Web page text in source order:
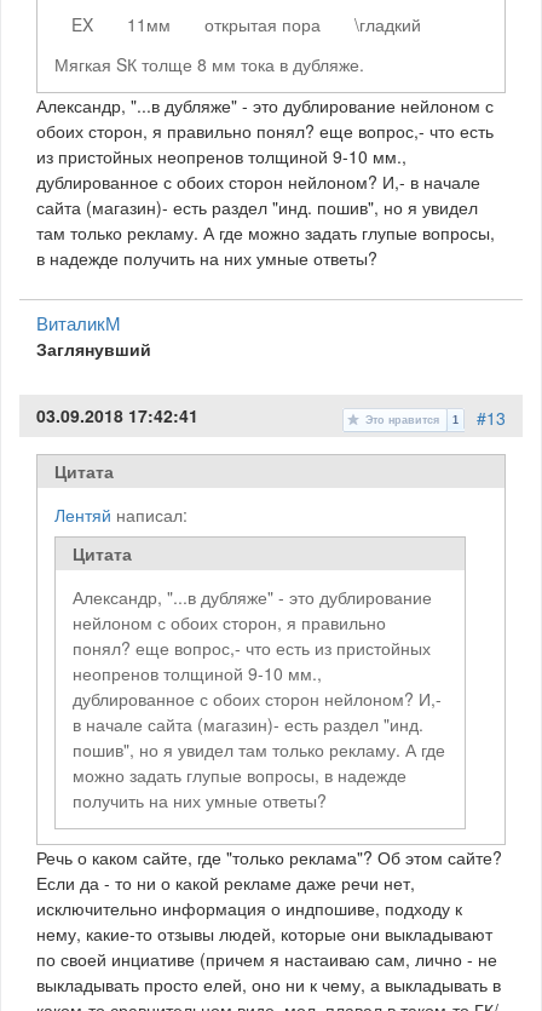
EX 11мм открытая пора
\гладкий
Мягкая SК толще 8 мм тока в дубляже.
Александр, "...в дубляже" - это дублирование нейлоном с
обоих сторон, я правильно понял? еще вопрос,- что есть
из пристойных неопренов толщиной 9-10 мм.,
дублированное с обоих сторон нейлоном? И,- в начале
сайта (магазин)- есть раздел "инд. пошив", но я увидел
там только рекламу. А где можно задать глупые вопросы,
в надежде получить на них умные ответы?
ВиталикМ
Заглянувший
#13
Это нравится 1
03.09.2018 17:42:41
Цитата
Лентяй написал:
Цитата
Александр, "...в дубляже" - это дублирование
нейлоном с обоих сторон, я правильно
понял? еще вопрос,- что есть из пристойных
неопренов толщиной 9-10 мм.,
дублированное с обоих сторон нейлоном? И,-
в начале сайта (магазин)- есть раздел "инд.
пошив", но я увидел там только рекламу. А где
можно задать глупые вопросы, в надежде
получить на них умные ответы?
Речь о каком сайте, где "только реклама"? Об этом сайте?
Если да - то ни о какой рекламе даже речи нет,
исключительно информация о индпошиве, подходу к
нему, какие-то отзывы людей, которые они выкладывают
по своей инциативе (причем я настаиваю сам, лично - не
выкладывать просто елей, оно ни к чему, а выкладывать в